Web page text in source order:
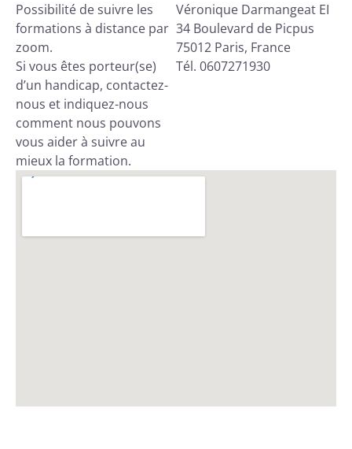
Possibilité de suivre les
formations à distance par
zoom.
Si vous êtes porteur(se)
d’un handicap, contactez-
nous et indiquez-nous
comment nous pouvons
vous aider à suivre au
mieux la formation.
Véronique Darmangeat EI
34 Boulevard de Picpus
75012 Paris, France
Tél. 0607271930